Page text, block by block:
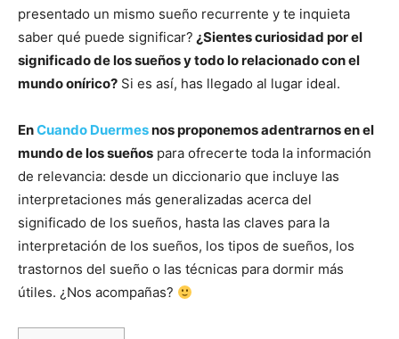
presentado un mismo sueño recurrente y te inquieta
saber qué puede significar? ¿Sientes curiosidad por el
significado de los sueños y todo lo relacionado con el
mundo onírico? Si es así, has llegado al lugar ideal.
EnCuando Duermesnos proponemos adentrarnos en el
mundo de los sueños para ofrecerte toda la información
de relevancia: desde un diccionario que incluye las
interpretaciones más generalizadas acerca del
significado de los sueños, hasta las claves para la
interpretación de los sueños, los tipos de sueños, los
trastornos del sueño o las técnicas para dormir más
útiles. ¿Nos acompañas?